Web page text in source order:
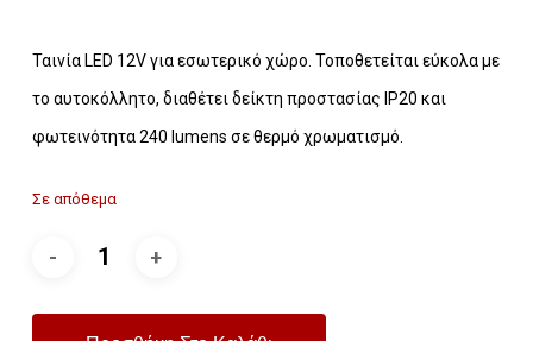
Ταινία LED 12V για εσωτερικό χώρο. Τοποθετείται εύκολα με
το αυτοκόλλητο, διαθέτει δείκτη προστασίας IP20 και
φωτεινότητα 240 lumens σε θερμό χρωματισμό.
Σε απόθεμα